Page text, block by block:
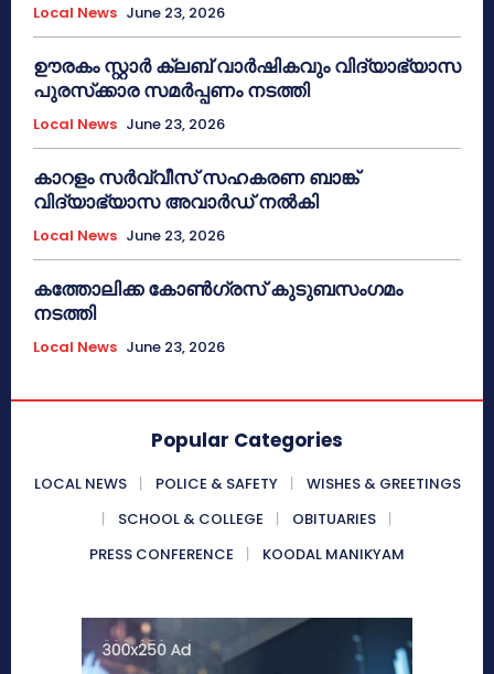
Local News June 23, 2026
ഊരകം സ്റ്റാർ ക്ലബ് വാർഷികവും വിദ്യാഭ്യാസ
പുരസ്‌ക്കാര സമർപ്പണം നടത്തി
Local News June 23, 2026
കാറളം സർവ്വീസ് സഹകരണ ബാങ്ക്
വിദ്യാഭ്യാസ അവാർഡ് നൽകി
Local News June 23, 2026
കത്തോലിക്ക കോൺഗ്രസ് കുടുബസംഗമം
നടത്തി
Local News June 23, 2026
Popular Categories
LOCAL NEWS POLICE & SAFETY
WISHES & GREETINGS
SCHOOL & COLLEGE
OBITUARIES
PRESS CONFERENCE
KOODAL MANIKYAM